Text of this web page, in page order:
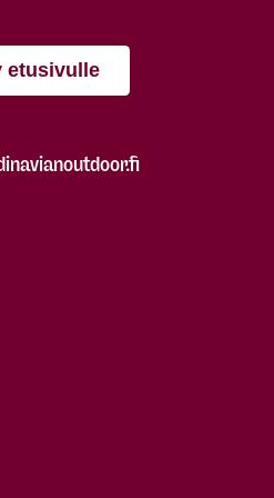
etusivulle